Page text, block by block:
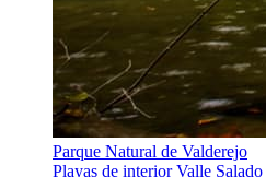
Parque Natural de Valderejo
Playas de interiorValle Salado